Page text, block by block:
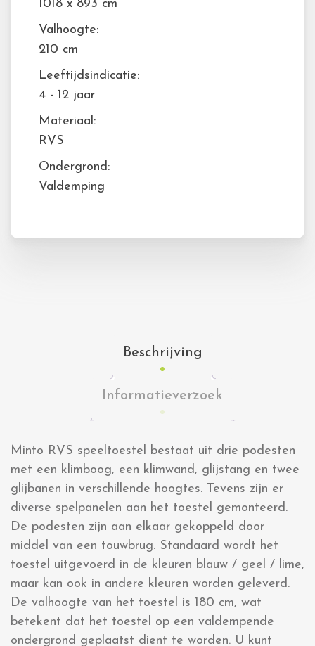
1018 x 893 cm
Valhoogte:
210 cm
Leeftijdsindicatie:
4 - 12 jaar
Materiaal:
RVS
Ondergrond:
Valdemping
Beschrijving
Informatieverzoek
Minto RVS speeltoestel bestaat uit drie podesten
met een klimboog, een klimwand, glijstang en twee
glijbanen in verschillende hoogtes. Tevens zijn er
diverse spelpanelen aan het toestel gemonteerd.
De podesten zijn aan elkaar gekoppeld door
middel van een touwbrug. Standaard wordt het
toestel uitgevoerd in de kleuren blauw / geel / lime,
maar kan ook in andere kleuren worden geleverd.
De valhoogte van het toestel is 180 cm, wat
betekent dat het toestel op een valdempende
ondergrond geplaatst dient te worden. U kunt